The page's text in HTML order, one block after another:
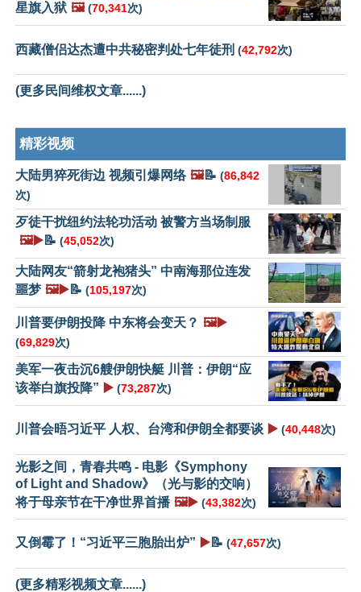
星旗入狱 🖼️ (70,341次)
西藏僧侣达杰遭中共秘密判处七年徒刑 (42,792次)
(更多民间维权文章......)
精彩视频
大陆男猝死街边 视频引爆网络 🖼️📝 (86,842
次)
歹徒干扰纽约法轮功活动 被警方当场制服
🖼️▶️📝 (45,052次)
大陆网友“箭射龙袍猪头” 中南海那位连发
噩梦 🖼️▶️📝 (105,197次)
川普要伊朗投降 中东将会变天？ 🖼️▶️
(69,829次)
美军一夜击沉6艘伊朗快艇 川普：伊朗“应
该举白旗投降” ▶️ (73,287次)
川普会晤习近平 人权、台湾和伊朗全都要谈 ▶️ (40,448次)
光影之间，青春共鸣 - 电影《Symphony
of Light and Shadow》（光与影的交响）
将于母亲节在干净世界首播 🖼️▶️ (43,382次)
又倒霉了！“习近平三胞胎出炉” ▶️📝 (47,657次)
(更多精彩视频文章......)